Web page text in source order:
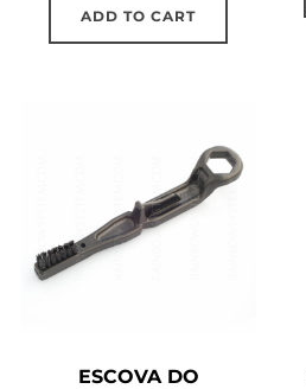
ADD TO CART
ESCOVA DO